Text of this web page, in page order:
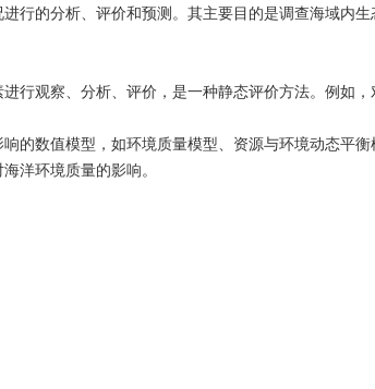
行的分析、评价和预测。其主要目的是调查海域内生
行观察、分析、评价，是一种静态评价方法。例如，
的数值模型，如环境质量模型、资源与环境动态平衡
洋环境质量的影响。